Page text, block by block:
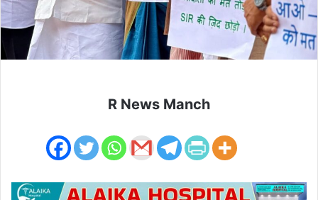
R News Manch